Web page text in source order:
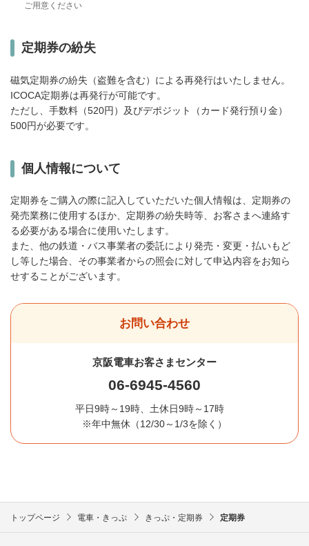
ご用意ください
定期券の紛失
磁気定期券の紛失（盗難を含む）による再発行はいたしません。
ICOCA定期券は再発行が可能です。
ただし、手数料（520円）及びデポジット（カード発行預り金）
500円が必要です。
個人情報について
定期券をご購入の際に記入していただいた個人情報は、定期券の
発売業務に使用するほか、定期券の紛失時等、お客さまへ連絡す
る必要がある場合に使用いたします。
また、他の鉄道・バス事業者の委託により発売・変更・払いもど
し等した場合、その事業者からの照会に対して申込内容をお知ら
せすることがございます。
お問い合わせ
京阪電車お客さまセンター
06-6945-4560
平日9時～19時、土休日9時～17時
※年中無休（12/30～1/3を除く）
トップページ 電車・きっぷ きっぷ・定期券 定期券